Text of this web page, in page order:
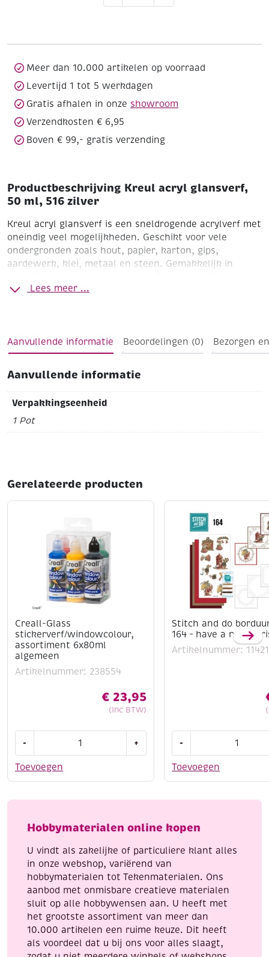
zilver
aantal
Meer dan 10.000 artikelen op voorraad
Levertijd 1 tot 5 werkdagen
Gratis afhalen in onze showroom
Verzendkosten € 6,95
Boven € 99,- gratis verzending
Productbeschrijving Kreul acryl glansverf,
50 ml, 516 zilver
Kreul acryl glansverf is een sneldrogende acrylverf met
oneindig veel mogelijkheden. Geschikt voor vele
ondergronden zoals hout, papier, karton, gips,
aardewerk, klei, metaal en steen. Gemakkelijk in
onderling mengbaar. De verf is watervast zodat de
Glazen potje met draaidopInhoud 50 mlKleur: Zilver
Lees meer ...
Aanvullende informatie Beoordelingen (0) Bezorgen
Aanvullende informatie
Verpakkingseenheid
1 Pot
Gerelateerde producten
Creall-Glass
stickerverf/windowcolour,
assortiment 6x80ml
algemeen
Artikelnummer: 238554
€ 23,95
(Inc BTW)
Toevoegen
-
stickerverf/windowcolour,
algemeen
+
Stitch and do
164 – have a nice
Artikelnummer:
Toevoegen
-
do
-
a
christmas
Hobbymaterialen online kopen
U vindt als zakelijke of particuliere klant alles
in onze webshop, variërend van
hobbymaterialen tot Tekenmaterialen. Ons
aanbod met onmisbare creatieve materialen
sluit op alle hobbywensen aan. U heeft met
het grootste assortiment van meer dan
10.000 artikelen een ruime keuze. Dit heeft
als voordeel dat u bij ons voor alles slaagt,